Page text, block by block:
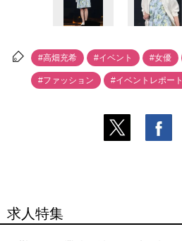
#高畑充希 #イベント #女優
#ファッション #イベントレポート
求人特集